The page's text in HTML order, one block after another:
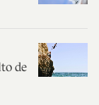
de